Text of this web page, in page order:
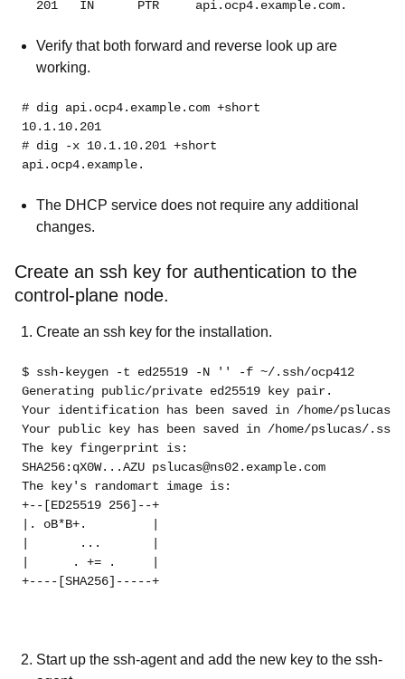
  201	IN	PTR	api.ocp4.example.com.
Verify that both forward and reverse look up are
working.
# dig api.ocp4.example.com +short
10.1.10.201
# dig -x 10.1.10.201 +short
api.ocp4.example.
The DHCP service does not require any additional
changes.
Create an ssh key for authentication to the
control-plane node.
Create an ssh key for the installation.
$ ssh-keygen -t ed25519 -N '' -f ~/.ssh/ocp412
Generating public/private ed25519 key pair.
Your identification has been saved in /home/pslucas/
Your public key has been saved in /home/pslucas/.ssh/
The key fingerprint is:
SHA256:qX0W...AZU pslucas@ns02.example.com
The key's randomart image is:
+--[ED25519 256]--+
|. oB*B+.         |
|       ...       |
|      . += .     |
+----[SHA256]-----+
Start up the ssh-agent and add the new key to the ssh-